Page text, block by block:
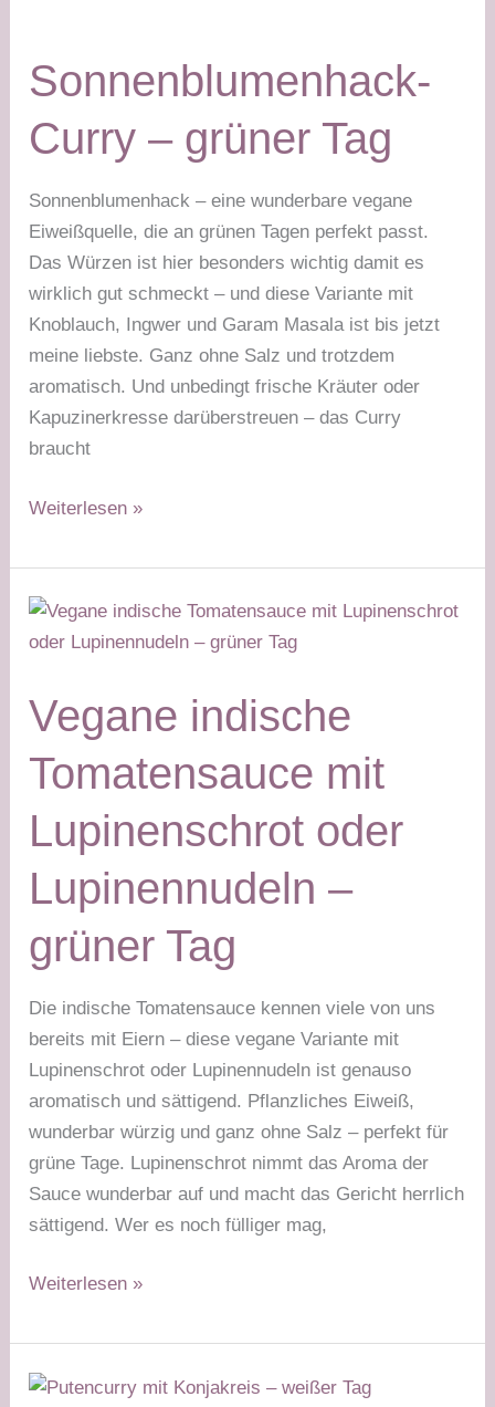
Tag
Sonnenblumenhack-
Curry – grüner Tag
Sonnenblumenhack – eine wunderbare vegane
Eiweißquelle, die an grünen Tagen perfekt passt.
Das Würzen ist hier besonders wichtig damit es
wirklich gut schmeckt – und diese Variante mit
Knoblauch, Ingwer und Garam Masala ist bis jetzt
meine liebste. Ganz ohne Salz und trotzdem
aromatisch. Und unbedingt frische Kräuter oder
Kapuzinerkresse darüberstreuen – das Curry
braucht
Sonnenblumenhack-
–
grüner
Tag
Weiterlesen »
Vegane indische
Tomatensauce mit
Lupinenschrot oder
Lupinennudeln –
grüner Tag
Die indische Tomatensauce kennen viele von uns
bereits mit Eiern – diese vegane Variante mit
Lupinenschrot oder Lupinennudeln ist genauso
aromatisch und sättigend. Pflanzliches Eiweiß,
wunderbar würzig und ganz ohne Salz – perfekt für
grüne Tage. Lupinenschrot nimmt das Aroma der
Sauce wunderbar auf und macht das Gericht herrlich
sättigend. Wer es noch fülliger mag,
Vegane
Tomatensauce
mit
Weiterlesen »